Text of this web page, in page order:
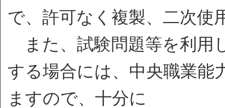
で、許可なく複製、二次使
また、試験問題等を利用
する場合には、中央職業能
ますので、十分に